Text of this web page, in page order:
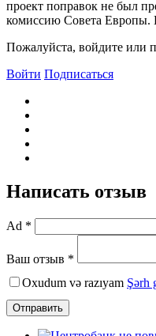
проект поправок не был
комиссию Совета Европы.
Пожалуйста, войдите или
Войти Подписаться
Написать отзыв
Ad *
Ваш отзыв *
Oxudum və razıyam Şərh
Отправить